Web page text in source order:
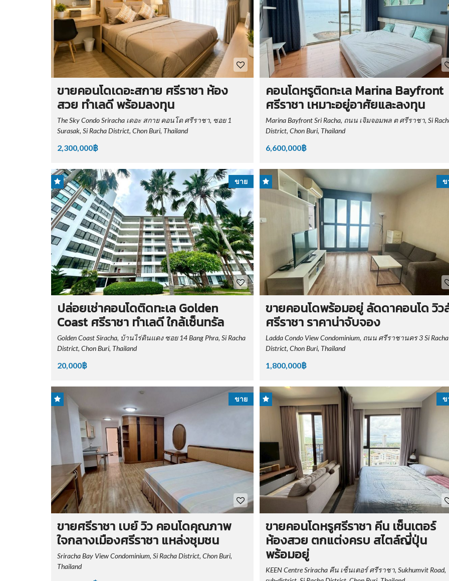
ขายคอนโดเดอะสกาย ศรีราชา ห้อง
สวย ทำเลดี พร้อมลงทุน
The Sky Condo Sriracha เดอะ สกาย คอนโด ศรีราชา, ซอย 1
Surasak, Si Racha District, Chon Buri, Thailand
2,300,000฿
คอนโดหรูติดทะเล Marina Bayfront
ศรีราชา เหมาะอยู่อาศัยและลงทุน
Marina Bayfront Sri Racha, ถนน เจิมจอมพล ต ศรีราชา, Si
District, Chon Buri, Thailand
6,600,000฿
ขาย
ปล่อยเช่าคอนโดติดทะเล Golden
Coast ศรีราชา ทำเลดี ใกล้เซ็นทรัล
Golden Coast Siracha, บ้านไร่ดินแดง ซอย 14 Bang Phra, Si Racha
District, Chon Buri, Thailand
20,000฿
ข
ขายคอนโดพร้อมอยู่ ลัดดาคอนโด วิว
ศรีราชา ราคาน่าจับจอง
Ladda Condo View Condominium, ถนน ศรีราชานคร 3 Si Racha
District, Chon Buri, Thailand
1,800,000฿
ขาย
ขายศรีราชา เบย์ วิว คอนโดคุณภาพ
ใจกลางเมืองศรีราชา แหล่งชุมชน
Sriracha Bay View Condominium, Si Racha District, Chon Buri,
Thailand
ข
ขายคอนโดหรูศรีราชา คีน เซ็นเตอร์
ห้องสวย ตกแต่งครบ สไตล์ญี่ปุ่น
พร้อมอยู่
KEEN Centre Sriracha คีน เซ็นเตอร์ ศรีราชา, Sukhumvit Road,